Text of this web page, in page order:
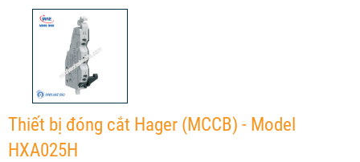
Thiết bị đóng cắt Hager (MCCB) - Model
HXA025H